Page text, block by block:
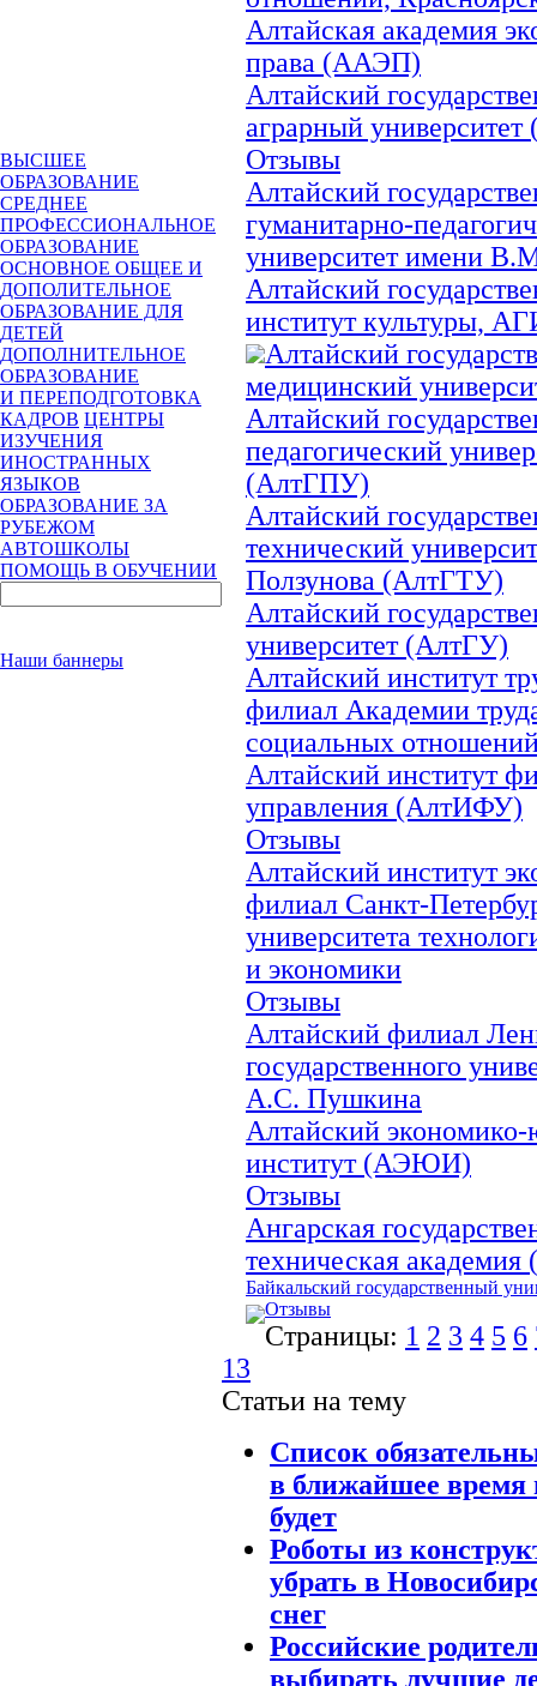
ВЫСШЕЕ
ОБРАЗОВАНИЕ
СРЕДНЕЕ
ПРОФЕССИОНАЛЬНОЕ
ОБРАЗОВАНИЕ
ОСНОВНОЕ ОБЩЕЕ И
ДОПОЛИТЕЛЬНОЕ
ОБРАЗОВАНИЕ ДЛЯ
ДЕТЕЙ
ДОПОЛНИТЕЛЬНОЕ
ОБРАЗОВАНИЕ
И ПЕРЕПОДГОТОВКА
КАДРОВ ЦЕНТРЫ
ИЗУЧЕНИЯ
ИНОСТРАННЫХ
ЯЗЫКОВ
ОБРАЗОВАНИЕ ЗА
РУБЕЖОМ
АВТОШКОЛЫ
ПОМОЩЬ В ОБУЧЕНИИ
Наши баннеры
Алтайская академия
права (ААЭП)
Алтайский
аграрный
Отзывы
Алтайский
гуманитарно-
университет имени
Алтайский
институт культуры,
Алтайский
медицинский
Алтайский
педагогический
(АлтГПУ)
Алтайский
технический
Ползунова (АлтГТУ)
Алтайский
университет (АлтГУ)
Алтайский институт
филиал Академии
социальных
Алтайский институт
управления (АлтИФУ)
Отзывы
Алтайский институт
филиал Санкт-
университета
и экономики
Отзывы
Алтайский филиал
государственного
А.С. Пушкина
Алтайский
институт (АЭЮИ)
Отзывы
Ангарская
техническая
Байкальский государственный
Отзывы
Страницы: 1 2 3 4 5 6
13
Статьи на тему
Список
в ближайшее время
будет
Роботы из
убрать в
снег
Российские
выбирать лучшие